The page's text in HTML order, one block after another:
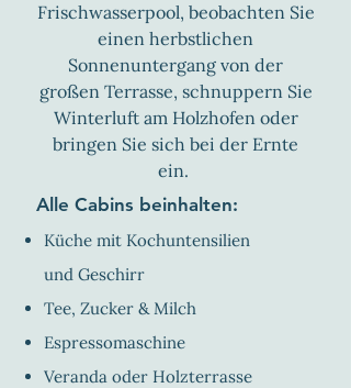
Frischwasserpool, beobachten Sie
einen herbstlichen
Sonnenuntergang von der
großen Terrasse, schnuppern Sie
Winterluft am Holzhofen oder
bringen Sie sich bei der Ernte
ein.
Alle Cabins beinhalten:
Küche mit Kochuntensilien
und Geschirr
Tee, Zucker & Milch
Espressomaschine
Veranda oder Holzterrasse